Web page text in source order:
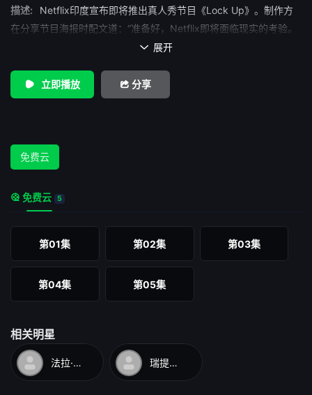
描述:
Netflix印度宣布即将推出真人秀节目《Lock Up》。制作方
在分享节目海报时配文道：“准备好，Netflix即将面临现实的考验。
 展开
立即播放 分享
免费云
免费云 5
第01集 第02集 第03集
第04集 第05集
相关明星
法拉·可汗 瑞提希·德希穆克